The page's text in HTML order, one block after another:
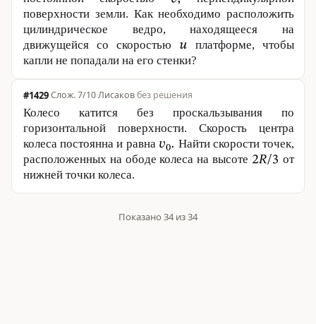
поверхности земли. Как необходимо расположить
цилиндрическое ведро, находящееся на
движущейся со скоростью
платформе, чтобы
капли не попадали на его стенки?
#1429· 7/10·Лисаков·без решения
Колесо катится без проскальзывания по
горизонтальной поверхности. Скорость центра
колеса постоянна и равна
Найти скорости точек,
расположенных на ободе колеса на высоте
от
нижней точки колеса.
Показано 34 из 34